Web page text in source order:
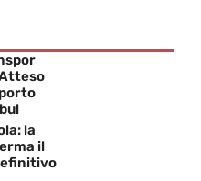
la
il